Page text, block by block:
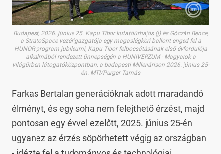
Budapest, 2026. június 25. Kapu Tibor kutatóűrhajós (j) és Góczán Bence,
a StratoSpace vezérigazgatója egy magaslégköri ballont enged fel a
HUNOR-program jubileumi, Kapu Tibor felbocsátásának első évfordulója
alkalmából rendezett ünnepségén a HUNIVERZUM - Magyarok a
világűrben látogatóközpontban, a budapesti Millenárison 2026. június 25-
én. MTI/Purger Tamás
Farkas Bertalan generációknak adott maradandó
élményt, és egy soha nem felejthető érzést, majd
pontosan egy évvel ezelőtt, 2025. június 25-én
ugyanez az érzés söpörhetett végig az országban